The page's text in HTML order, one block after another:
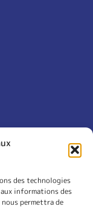
des technologies
informations des
permettra de